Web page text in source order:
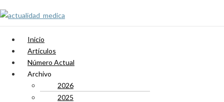
Inicio
Artículos
Número Actual
Archivo
2026
2025